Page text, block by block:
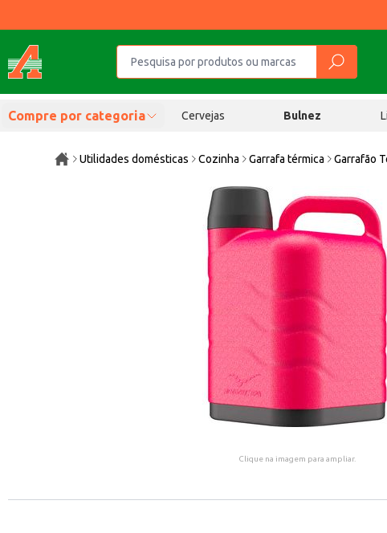
Compre por categoria Cervejas Bulnez
Utilidades domésticas Cozinha Garrafa térmica Garrafão
Clique na imagem para ampliar.